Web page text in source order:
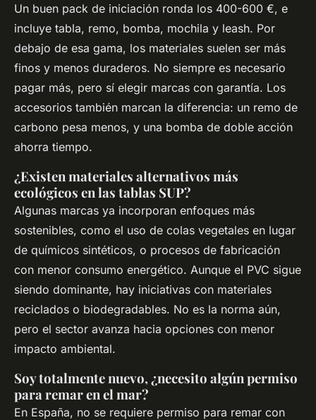
Un buen pack de iniciación ronda los 400-600 €, e
incluye tabla, remo, bomba, mochila y leash. Por
debajo de esa gama, los materiales suelen ser más
finos y menos duraderos. No siempre es necesario
pagar más, pero sí elegir marcas con garantía. Los
accesorios también marcan la diferencia: un remo de
carbono pesa menos, y una bomba de doble acción
ahorra tiempo.
¿Existen materiales alternativos más
ecológicos en las tablas SUP?
Algunas marcas ya incorporan enfoques más
sostenibles, como el uso de colas vegetales en lugar
de químicos sintéticos, o procesos de fabricación
con menor consumo energético. Aunque el PVC sigue
siendo dominante, hay iniciativas con materiales
reciclados o biodegradables. No es la norma aún,
pero el sector avanza hacia opciones con menor
impacto ambiental.
Soy totalmente nuevo, ¿necesito algún permiso
para remar en el mar?
En España, no se requiere permiso para remar con